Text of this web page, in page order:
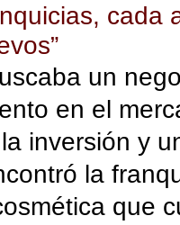
cada
un
en el
inversión y
la
que